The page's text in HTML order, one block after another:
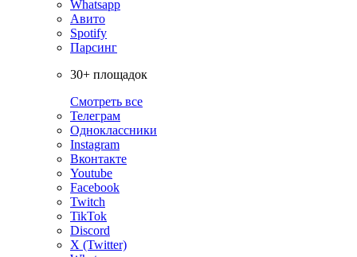
Whatsapp
Авито
Spotify
Парсинг
30+ площадок
Смотреть все
Телеграм
Одноклассники
Instagram
Вконтакте
Youtube
Facebook
Twitch
TikTok
Discord
X (Twitter)